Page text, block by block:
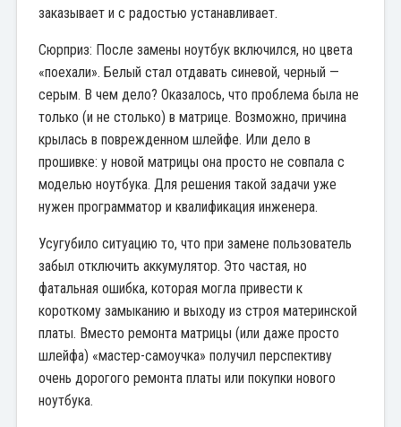
заказывает и с радостью устанавливает.
Сюрприз: После замены ноутбук включился, но цвета
«поехали». Белый стал отдавать синевой, черный —
серым. В чем дело? Оказалось, что проблема была не
только (и не столько) в матрице. Возможно, причина
крылась в поврежденном шлейфе. Или дело в
прошивке: у новой матрицы она просто не совпала с
моделью ноутбука. Для решения такой задачи уже
нужен программатор и квалификация инженера.
Усугубило ситуацию то, что при замене пользователь
забыл отключить аккумулятор. Это частая, но
фатальная ошибка, которая могла привести к
короткому замыканию и выходу из строя материнской
платы. Вместо ремонта матрицы (или даже просто
шлейфа) «мастер-самоучка» получил перспективу
очень дорогого ремонта платы или покупки нового
ноутбука.